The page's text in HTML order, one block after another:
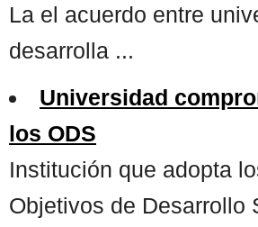
La el acuerdo entre
desarrolla ...
Universidad
los ODS
Institución que adopta
Objetivos de Desarrollo